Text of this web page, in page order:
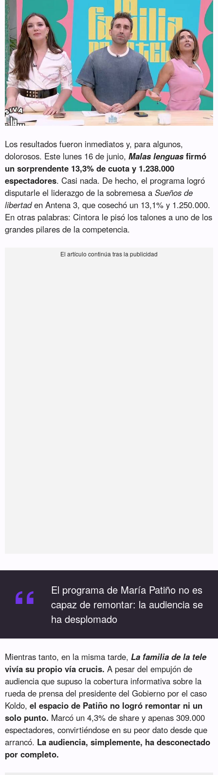
Los resultados fueron inmediatos y, para algunos,
dolorosos. Este lunes 16 de junio,Malas lenguasfirmó
un sorprendente 13,3% de cuota y 1.238.000
espectadores. Casi nada. De hecho, el programa logró
disputarle el liderazgo de la sobremesa aSueños de
libertaden Antena 3, que cosechó un 13,1% y 1.250.000.
En otras palabras: Cintora le pisó los talones a uno de los
grandes pilares de la competencia.
“
El programa de María Patiño no es
capaz de remontar: la audiencia se
ha desplomado
Mientras tanto, en la misma tarde,La familia de la tele
vivía su propio vía crucis. A pesar del empujón de
audiencia que supuso la cobertura informativa sobre la
rueda de prensa del presidente del Gobierno por el caso
Koldo,el espacio de Patiño no logró remontar ni un
solo punto. Marcó un 4,3% de share y apenas 309.000
espectadores, convirtiéndose en su peor dato desde que
arrancó. La audiencia, simplemente, ha desconectado
por completo.